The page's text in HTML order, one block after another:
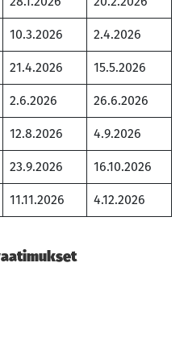
10.3.2026
2.4.2026
21.4.2026
15.5.2026
2.6.2026
26.6.2026
12.8.2026
4.9.2026
23.9.2026
16.10.2026
11.11.2026 4.12.2026